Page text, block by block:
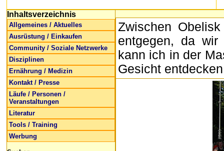
Inhaltsverzeichnis
Allgemeines / Aktuelles
Ausrüstung / Einkaufen
Community / Soziale Netzwerke
Disziplinen
Ernährung / Medizin
Kontakt / Presse
Läufe / Personen /
Veranstaltungen
Literatur
Tools / Training
Werbung
Zwischen
entgegen, da
kann ich in der
Gesicht